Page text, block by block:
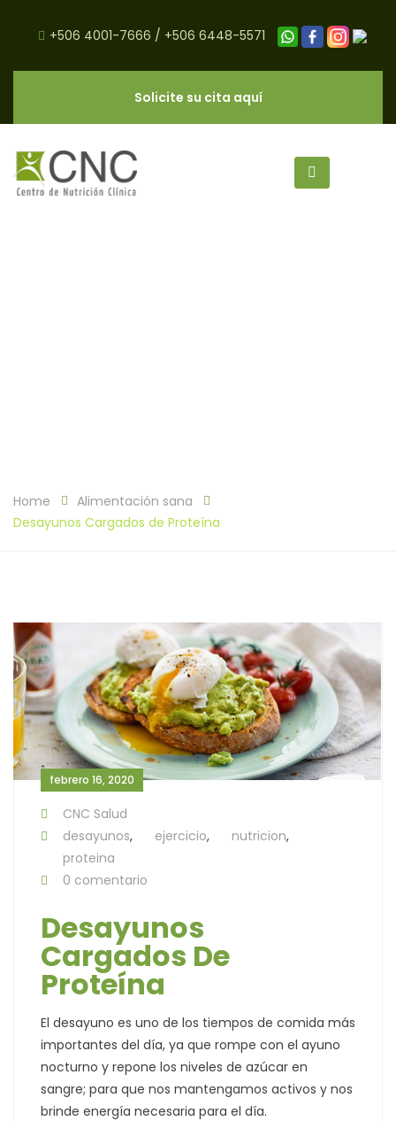
+506 4001-7666 / +506 6448-5571
Solicite su cita aquí
Home
Alimentación sana
Desayunos Cargados de Proteína
febrero 16, 2020
CNC Salud
desayunos, ejercicio, nutricion,
proteina
0 comentario
Desayunos
Cargados De
Proteína
El desayuno es uno de los tiempos de comida más
importantes del día, ya que rompe con el ayuno
nocturno y repone los niveles de azúcar en
sangre; para que nos mantengamos activos y nos
brinde energía necesaria para el día.